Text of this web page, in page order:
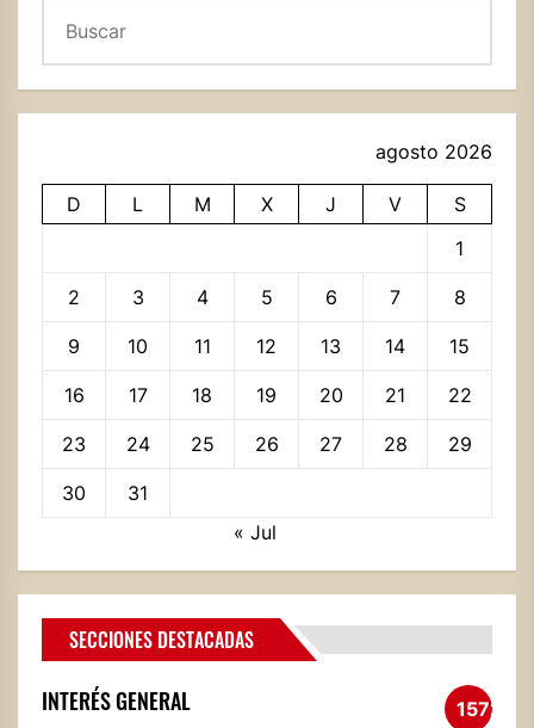
agosto 2026
D L M X J V
S
1
2 3 4 5 6 7 8
9 10 11 12 13 14 15
16 17 18 19 20 21 22
23 24 25 26 27 28 29
30
31
« Jul
SECCIONES DESTACADAS
INTERÉS GENERAL 1572